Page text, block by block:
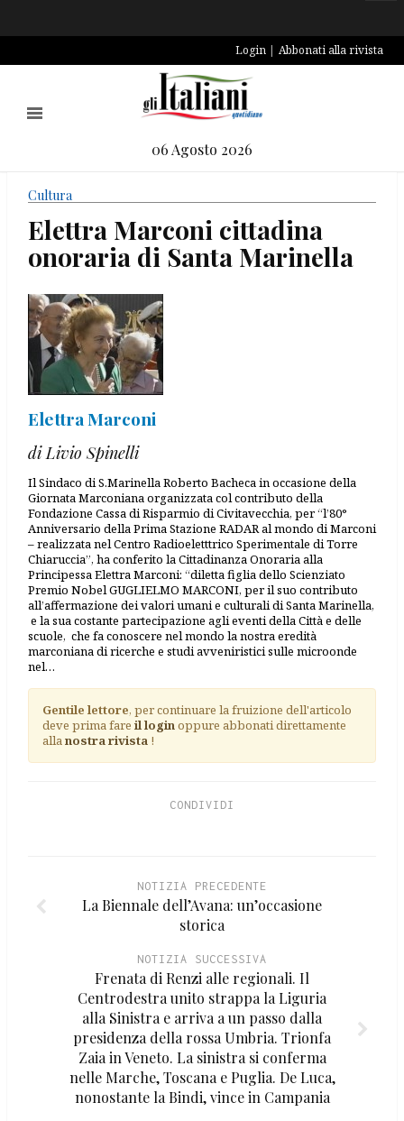
Login Abbonati alla rivista
06 Agosto 2026
Cultura
Elettra Marconi cittadina
onoraria di Santa Marinella
Elettra Marconi
di Livio Spinelli
Il Sindaco di S.Marinella Roberto Bacheca in occasione della
Giornata Marconiana organizzata col contributo della
Fondazione Cassa di Risparmio di Civitavecchia, per “l’80°
Anniversario della Prima Stazione RADAR al mondo di Marconi
– realizzata nel Centro Radioeletttrico Sperimentale di Torre
Chiaruccia”, ha conferito la Cittadinanza Onoraria alla
Principessa Elettra Marconi: “diletta figlia dello Scienziato
Premio Nobel GUGLIELMO MARCONI, per il suo contributo
all’affermazione dei valori umani e culturali di Santa Marinella,
e la sua costante partecipazione agli eventi della Città e delle
scuole, che fa conoscere nel mondo la nostra eredità
marconiana di ricerche e studi avveniristici sulle microonde
nel…
Gentile lettore, per continuare la fruizione dell'articolo
deve prima fare il loginoppure abbonati direttamente
allanostra rivista !
CONDIVIDI
NOTIZIA PRECEDENTE
La Biennale dell’Avana: un’occasione
storica
NOTIZIA SUCCESSIVA
Frenata di Renzi alle regionali. Il
Centrodestra unito strappa la Liguria
alla Sinistra e arriva a un passo dalla
presidenza della rossa Umbria. Trionfa
Zaia in Veneto. La sinistra si conferma
nelle Marche, Toscana e Puglia. De Luca,
nonostante la Bindi, vince in Campania